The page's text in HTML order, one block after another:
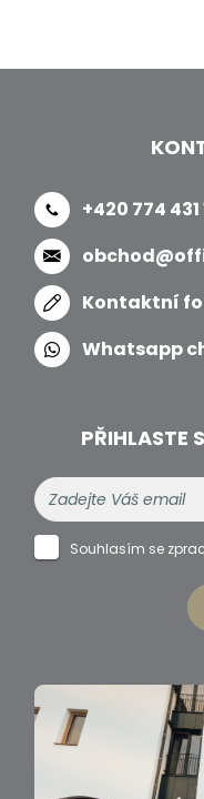
+420 774 431
Kontaktní
Whatsapp
PŘIHLASTE
Souhlasím se